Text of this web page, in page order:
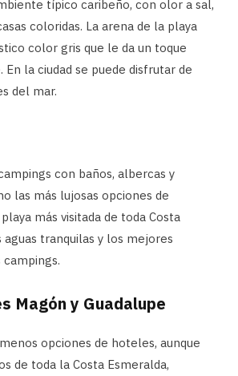
típico caribeño, con olor a sal,
coloridas. La arena de la playa
color gris que le da un toque
En la ciudad se puede disfrutar de
del mar.
con baños, albercas y
las más lujosas opciones de
más visitada de toda Costa
aguas tranquilas y los mejores
Magón y Guadalupe
opciones de hoteles, aunque
de toda la Costa Esmeralda,